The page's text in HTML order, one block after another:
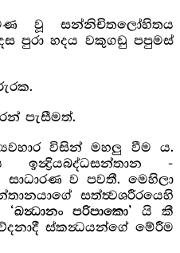
වූ සන්නිචිතලෝහිතය
පුරා හදය වකුගඩු පපුමස්
පැසීමත්.
විසින් මහලු වීම ය.
-
සාධාරණ ව පවතී. මෙහිලා
සත්ත්‍වශරීරයෙහි
‘ඛන්‍ධානං පරිපාකො’
යි කී
ස්කන්‍ධයන්ගේ මේරීම